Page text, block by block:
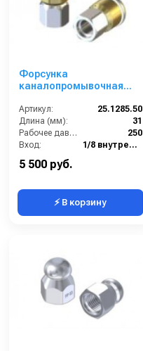
Форсунка
каналопромывочная
050; вход 1/8г; бой 3R
Артикул:
25.1285.50
Длина (мм):
31
Рабочее давление (бар):
250
Вход:
1/8 внутренняя резьба
5 500 руб.
⚡ В корзину